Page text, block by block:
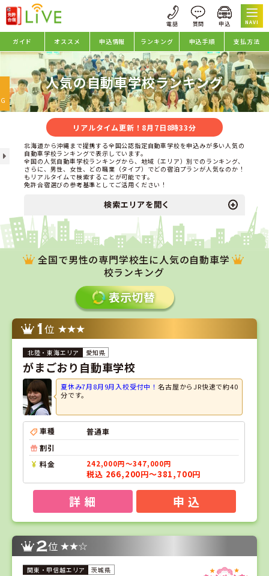
NAVI
ガイド オススメ 申込情報 ランキング 申込手順 支払方法
人気の自動車学校ランキング
リアルタイム更新！8月7日8時33分
北海道から沖縄まで提携する全国公認指定自動車学校を申込みが多い人気の
自動車学校ランキングで表示しています。
全国の人気自動車学校ランキングから、地域（エリア）別でのランキング、
さらに、男性、女性、どの職業（タイプ）でどの宿泊プランが人気なのか！
もリアルタイムで検索することが可能です。
免許合宿選びの参考基準としてご活用ください！
検索エリアを開く
全国で男性の専門学校生に人気の自動車学
校ランキング
1位
愛知県
がまごおり自動車学校
夏休み7月8月9月入校受付中！名古屋からJR快速で約40
分です。
車種
普通車
割引
料金
242,000円～347,000円
税込 266,200円～381,700円
詳 細 申 込
2位
茨城県